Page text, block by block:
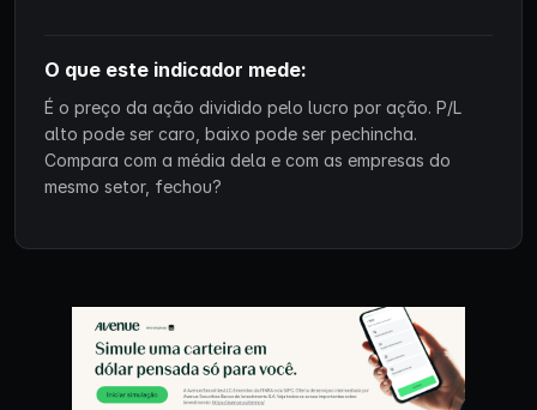
O que este indicador mede:
É o preço da ação dividido pelo lucro por ação. P/L
alto pode ser caro, baixo pode ser pechincha.
Compara com a média dela e com as empresas do
mesmo setor, fechou?